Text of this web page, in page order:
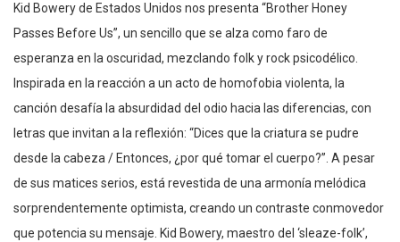
Kid Bowery de Estados Unidos nos presenta “Brother Honey
Passes Before Us”, un sencillo que se alza como faro de
esperanza en la oscuridad, mezclando folk y rock psicodélico.
Inspirada en la reacción a un acto de homofobia violenta, la
canción desafía la absurdidad del odio hacia las diferencias, con
letras que invitan a la reflexión: “Dices que la criatura se pudre
desde la cabeza / Entonces, ¿por qué tomar el cuerpo?”. A pesar
de sus matices serios, está revestida de una armonía melódica
sorprendentemente optimista, creando un contraste conmovedor
que potencia su mensaje. Kid Bowery, maestro del ‘sleaze-folk’,